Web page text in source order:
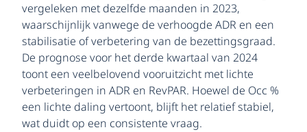
vergeleken met dezelfde maanden in 2023,
waarschijnlijk vanwege de verhoogde ADR en een
stabilisatie of verbetering van de bezettingsgraad.
De prognose voor het derde kwartaal van 2024
toont een veelbelovend vooruitzicht met lichte
verbeteringen in ADR en RevPAR. Hoewel de Occ %
een lichte daling vertoont, blijft het relatief stabiel,
wat duidt op een consistente vraag.